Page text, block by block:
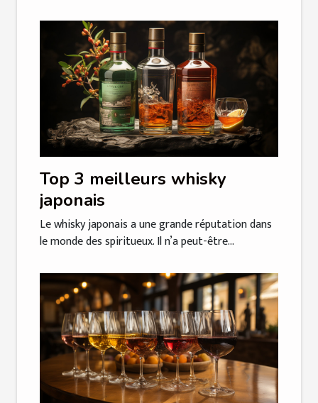
Top 3 meilleurs whisky
japonais
Le whisky japonais a une grande réputation dans
le monde des spiritueux. Il n’a peut-être...